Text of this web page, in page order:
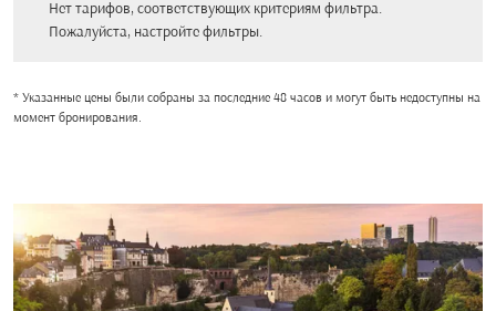
Нет тарифов, соответствующих критериям фильтра.
Пожалуйста, настройте фильтры.
* Указанные цены были собраны за последние 48 часов и могут быть недоступны на
момент бронирования.